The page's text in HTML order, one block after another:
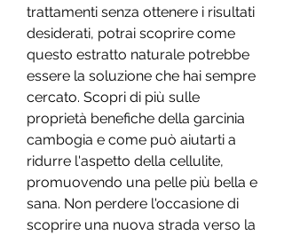
trattamenti senza ottenere i risultati
desiderati, potrai scoprire come
questo estratto naturale potrebbe
essere la soluzione che hai sempre
cercato. Scopri di più sulle
proprietà benefiche della garcinia
cambogia e come può aiutarti a
ridurre l'aspetto della cellulite,
promuovendo una pelle più bella e
sana. Non perdere l'occasione di
scoprire una nuova strada verso la